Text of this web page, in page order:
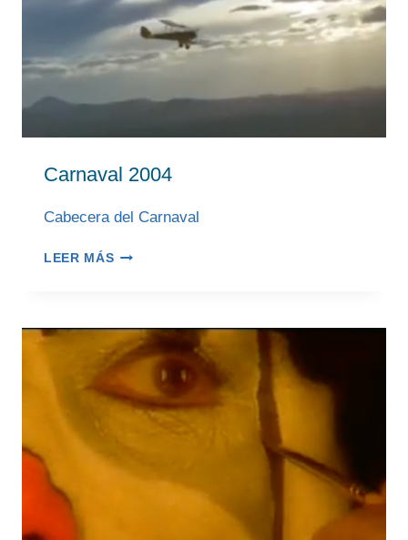
Carnaval 2004
Cabecera del Carnaval
LEER MÁSCARNAVAL